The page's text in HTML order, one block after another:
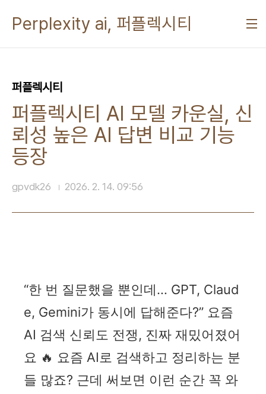
Perplexity ai, 퍼플렉시티
퍼플렉시티
퍼플렉시티 AI 모델 카운실, 신
뢰성 높은 AI 답변 비교 기능
등장
gpvdk26 2026. 2. 14. 09:56
“한 번 질문했을 뿐인데… GPT, Claud
e, Gemini가 동시에 답해준다?” 요즘
AI 검색 신뢰도 전쟁, 진짜 재밌어졌어
요 🔥 요즘 AI로 검색하고 정리하는 분
들 많죠? 근데 써보면 이런 순간 꼭 와